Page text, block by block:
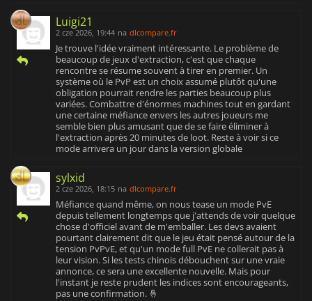
Luigi21
2 cze 2026, 19:44 na dlcompare.fr
Je trouve l'idée vraiment intéressante. Le problème de
beaucoup de jeux d'extraction, c'est que chaque
rencontre se résume souvent à tirer en premier. Un
système où le PvP est un choix assumé plutôt qu'une
obligation pourrait rendre les parties beaucoup plus
variées. Combattre d'énormes machines tout en gardant
une certaine méfiance envers les autres joueurs me
semble bien plus amusant que de se faire éliminer à
l'extraction après 20 minutes de loot. Reste à voir si ce
mode arrivera un jour dans la version globale
sylxid
2 cze 2026, 18:15 na dlcompare.fr
Méfiance quand même, on nous tease un mode PvE
depuis tellement longtemps que j'attends de voir quelque
chose d'officiel avant de m'emballer. Les devs avaient
pourtant clairement dit que le jeu était pensé autour de la
tension PvPvE, et qu'un mode full PvE ne collerait pas à
leur vision. Si les tests chinois débouchent sur une vraie
annonce, ce sera une excellente nouvelle. Mais pour
l'instant je reste prudent les indices sont encourageants,
pas une confirmation. 🤞